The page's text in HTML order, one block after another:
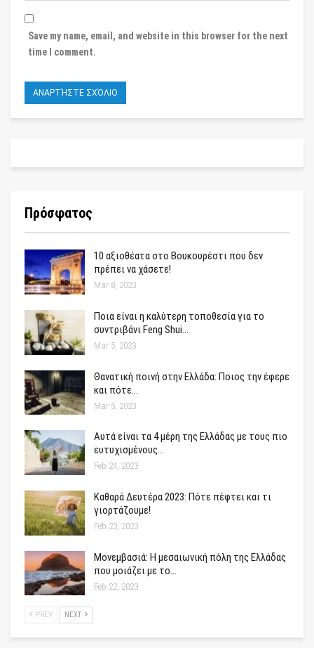
Save my name, email, and website in this browser for the next
time I comment.
Πρόσφατος
10 αξιοθέατα στο Βουκουρέστι που δεν
πρέπει να χάσετε!
Mar 8, 2023
Ποια είναι η καλύτερη τοποθεσία για το
συντριβάνι Feng Shui…
Mar 5, 2023
Θανατική ποινή στην Ελλάδα: Ποιος την έφερε
και πότε…
Mar 5, 2023
Αυτά είναι τα 4 μέρη της Ελλάδας με τους πιο
ευτυχισμένους…
Feb 24, 2023
Καθαρά Δευτέρα 2023: Πότε πέφτει και τι
γιορτάζουμε!
Feb 23, 2023
Μονεμβασιά: Η μεσαιωνική πόλη της Ελλάδας
που μοιάζει με το…
Feb 22, 2023
PREV NEXT